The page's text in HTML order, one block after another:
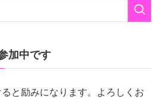
加中です
と励みになります。よろしくお